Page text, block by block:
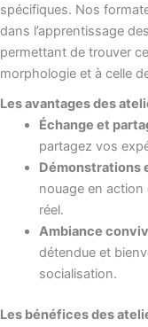
spécifiques. Nos
dans l’apprentissage
permettant de trouver
morphologie et à celle
Les avantages des
Échange et
partagez vos
Démonstrations
nouage en
réel.
Ambiance
détendue et
socialisation.
Les bénéfices des